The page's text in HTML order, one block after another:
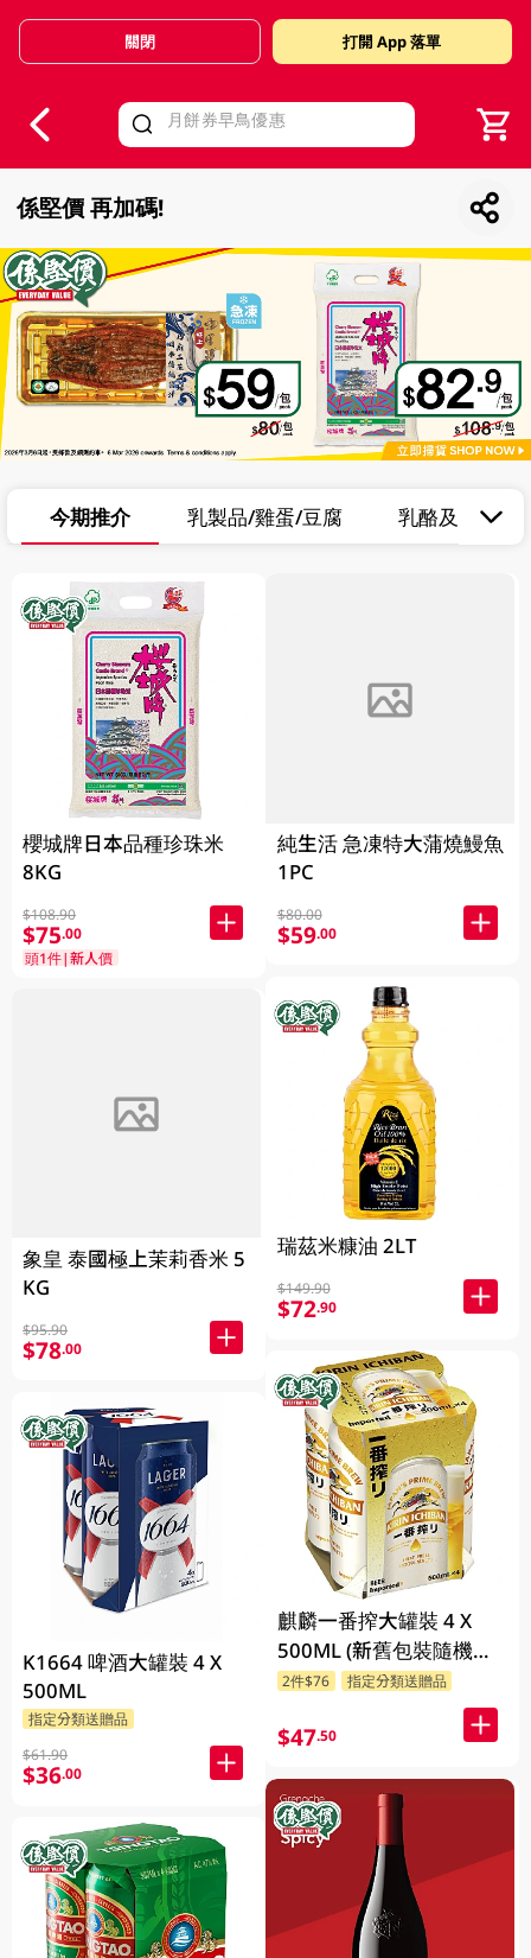
Valid Until 30 June 2026
關閉 打開 App 落單
係堅價 再加碼!
今期推介 乳製品/雞蛋/豆腐 乳酪及穀物早
櫻城牌日本品種珍珠米
8KG
$108.90
$75.00
頭1件|新人價
FAILED
象皇 泰國極上茉莉香米 5
KG
$95.90
$78.00
K1664 啤酒大罐裝 4 X
500ML
指定分類送贈品
$61.90
$36.00
FAILED
純生活 急凍特大蒲燒鰻魚
1PC
$80.00
$59.00
瑞茲米糠油 2LT
$149.90
$72.90
麒麟一番搾大罐裝 4 X
500ML (新舊包裝隨機發
貨)
2件$76 指定分類送贈品
$47.50